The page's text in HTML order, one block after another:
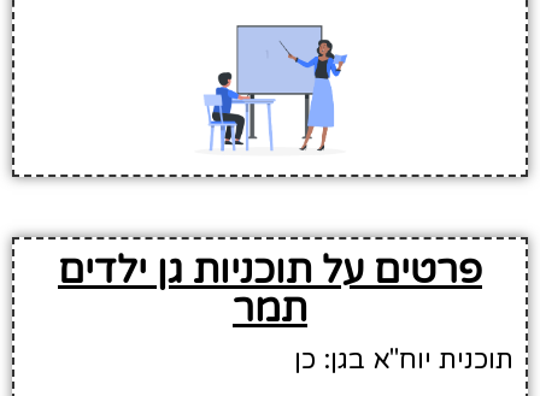
פרטים על תוכניות גן ילדים
תמר
תוכנית יוח"א בגן: כן